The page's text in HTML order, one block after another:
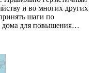
и во многих других
шаги по
дома для повышения…